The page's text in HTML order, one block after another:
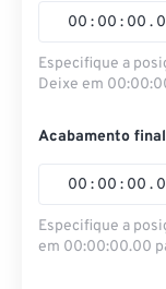
00 : 00 : 00 .
Especifique a
Deixe em
Acabamento final
00 : 00 : 00 .
Especifique a
em 00:00:00.00